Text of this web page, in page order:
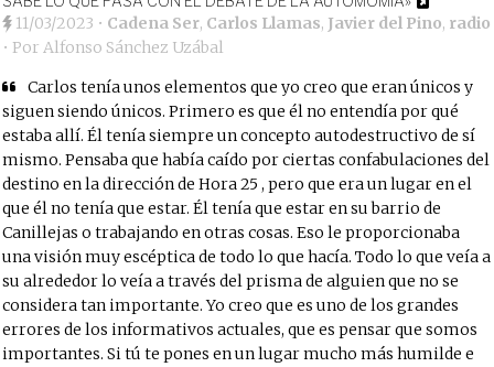
11/03/2023 • Cadena Ser, Carlos Llamas, Javier del Pino, radio
• PorAlfonso Sánchez Uzábal
Carlos tenía unos elementos que yo creo que eran únicos y
siguen siendo únicos. Primero es que él no entendía por qué
estaba allí. Él tenía siempre un concepto autodestructivo de sí
mismo. Pensaba que había caído por ciertas confabulaciones del
destino en la dirección de Hora 25 , pero que era un lugar en el
que él no tenía que estar. Él tenía que estar en su barrio de
Canillejas o trabajando en otras cosas. Eso le proporcionaba
una visión muy escéptica de todo lo que hacía. Todo lo que veía a
su alrededor lo veía a través del prisma de alguien que no se
considera tan importante. Yo creo que es uno de los grandes
errores de los informativos actuales, que es pensar que somos
importantes. Si tú te pones en un lugar mucho más humilde e